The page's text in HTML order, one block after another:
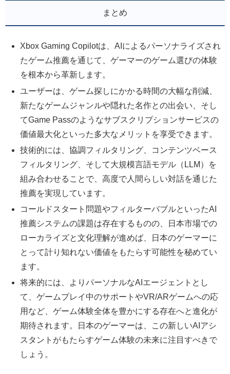
まとめ
Xbox Gaming Copilotは、AIによるパーソナライズされ
たゲーム推薦を通じて、ゲーマーのゲーム選びの体験
を根本から革新します。
ユーザーは、ゲーム探しにかかる時間の大幅な削減、
新たなゲームジャンルや隠れた名作との出会い、そし
てGame Passのようなサブスクリプションサービスの
価値最大化といった多大なメリットを享受できます。
技術的には、協調フィルタリング、コンテンツベース
フィルタリング、そして大規模言語モデル（LLM）を
組み合わせることで、高度で人間らしい対話を通じた
推薦を実現しています。
コールドスタート問題やフィルターバブルといったAI
推薦システムの課題は存在するものの、日本市場での
ローカライズと文化理解が進めば、日本のゲーマーに
とって計り知れない価値をもたらす可能性を秘めてい
ます。
将来的には、よりパーソナルなAIエージェントとし
て、ゲームプレイ中のサポートやVR/ARゲームへの応
用など、ゲーム体験全体を豊かにする存在へと進化が
期待されます。日本のゲーマーは、この新しいAIアシ
スタントがもたらすゲーム体験の未来に注目すべきで
しょう。